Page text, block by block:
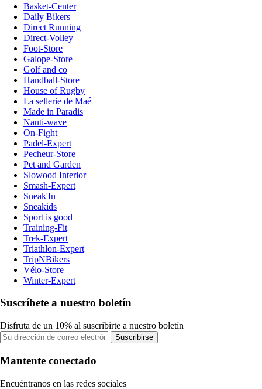
Basket-Center
Daily Bikers
Direct Running
Direct-Volley
Foot-Store
Galope-Store
Golf and co
Handball-Store
House of Rugby
La sellerie de Maé
Made in Paradis
Nauti-wave
On-Fight
Padel-Expert
Pecheur-Store
Pet and Garden
Slowood Interior
Smash-Expert
Sneak'In
Sneakids
Sport is good
Training-Fit
Trek-Expert
Triathlon-Expert
TripNBikers
Vélo-Store
Winter-Expert
Suscríbete a nuestro boletín
Disfruta de un 10% al suscribirte a nuestro boletín
Suscribirse
Mantente conectado
Encuéntranos en las redes sociales